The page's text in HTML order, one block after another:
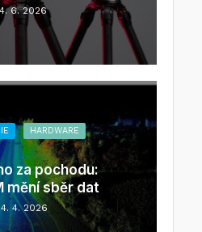
6. 2026
HARDWARE
za pochodu:
mění sběr dat
4. 2026